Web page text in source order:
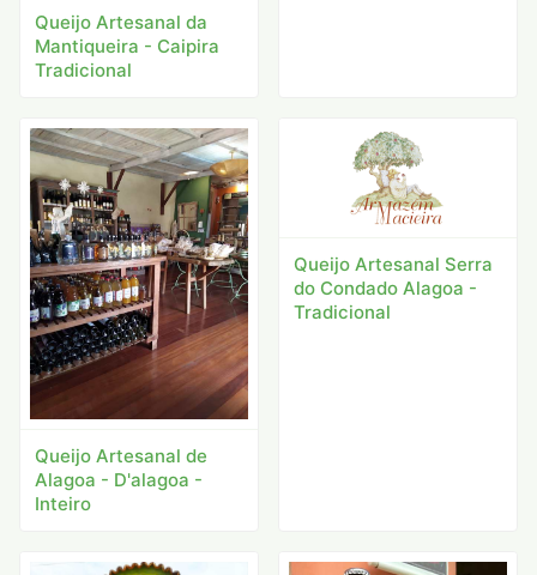
Queijo Artesanal da
Mantiqueira - Caipira
Tradicional
Queijo Artesanal de
Alagoa - D'alagoa -
Inteiro
Queijo Artesanal Serra
do Condado Alagoa -
Tradicional